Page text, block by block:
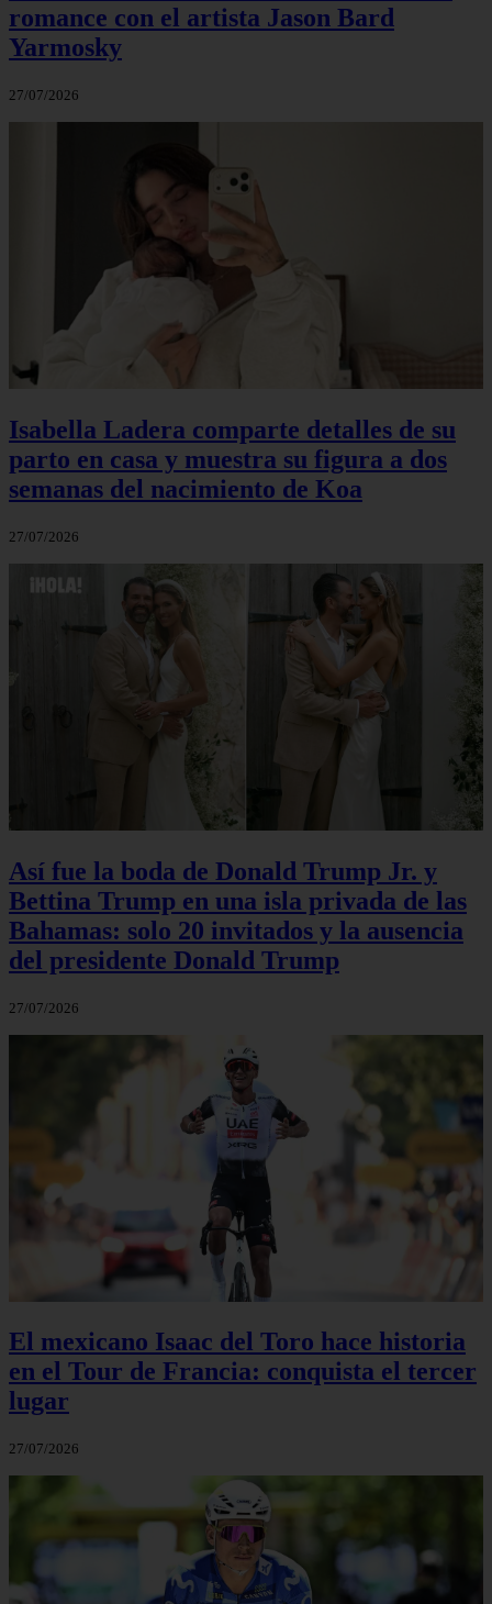
romance con el artista Jason Bard
Yarmosky
27/07/2026
Isabella Ladera comparte detalles de su
parto en casa y muestra su figura a dos
semanas del nacimiento de Koa
27/07/2026
Así fue la boda de Donald Trump Jr. y
Bettina Trump en una isla privada de las
Bahamas: solo 20 invitados y la ausencia
del presidente Donald Trump
27/07/2026
El mexicano Isaac del Toro hace historia
en el Tour de Francia: conquista el tercer
lugar
27/07/2026